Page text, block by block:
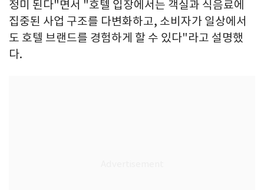
정미 된다"면서 "호텔 입장에서는 객실과 식음료에
집중된 사업 구조를 다변화하고, 소비자가 일상에서
도 호텔 브랜드를 경험하게 할 수 있다"라고 설명했
다.